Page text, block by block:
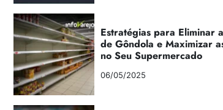
Estratégias para Eliminar
de Gôndola e Maximizar
no Seu Supermercado
06/05/2025